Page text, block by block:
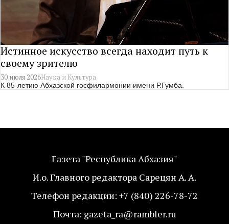
Истинное искусство всегда находит путь к
своему зрителю
30 июля 2026Наука и Культура
К 85-летию Абхазской госфилармонии имени Р.Гумба.
Газета "Республика Абхазия"
И.о. Главного редактора Сарецян А. А.
Телефон редакции: +7 (840) 226-78-72
Почта: gazeta_ra@rambler.ru